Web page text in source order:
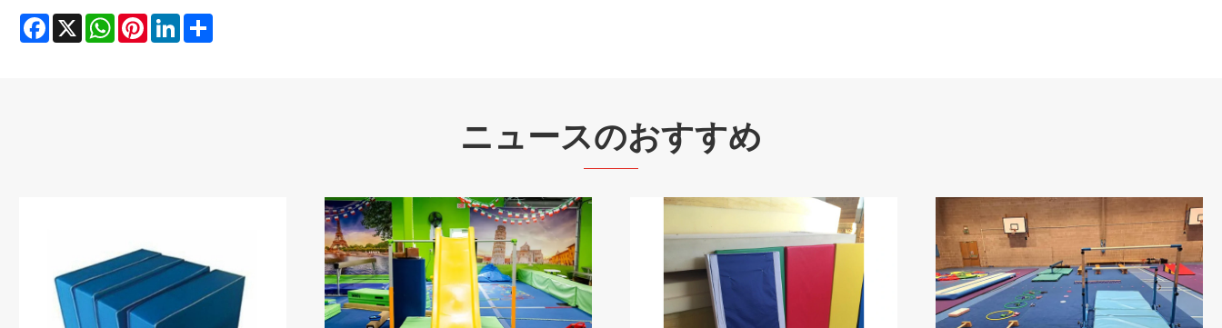
Facebook WhatsAppPinterestLinkedIn
ニュースのおすすめ